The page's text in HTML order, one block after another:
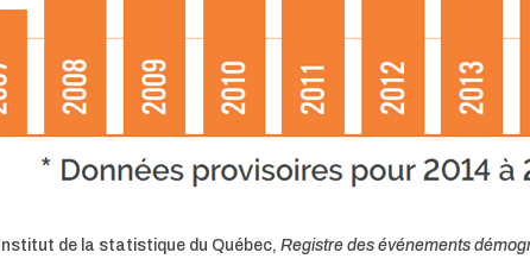
Institut de la statistique du Québec, Registre des événements